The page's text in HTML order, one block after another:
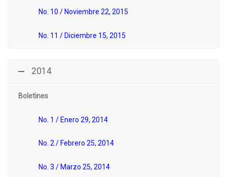
No. 10 / Noviembre 22, 2015
No. 11 / Diciembre 15, 2015
2014
Boletines
No. 1 / Enero 29, 2014
No. 2 / Febrero 25, 2014
No. 3 / Marzo 25, 2014